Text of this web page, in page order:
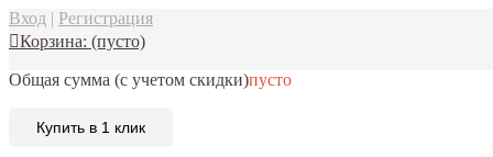
Вход | Регистрация
Корзина: (пусто)
Общая сумма (с учетом скидки)пусто
Купить в 1 клик